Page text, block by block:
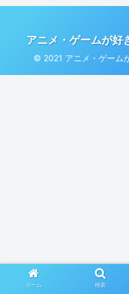
アニメ・ゲームが好
© 2021 アニメ・ゲーム
ホーム 検索